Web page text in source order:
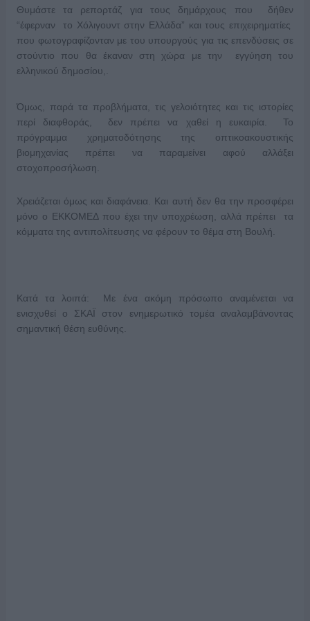
Θυμάστε τα ρεπορτάζ για τους δημάρχους που δήθεν
“έφερναν το Χόλιγουντ στην Ελλάδα” και τους επιχειρηματίες
που φωτογραφίζονταν με του υπουργούς για τις επενδύσεις σε
στούντιο που θα έκαναν στη χώρα με την εγγύηση του
ελληνικού δημοσίου,.
Όμως, παρά τα προβλήματα, τις γελοιότητες και τις ιστορίες
περί διαφθοράς, δεν πρέπει να χαθεί η ευκαιρία. Το
πρόγραμμα χρηματοδότησης της οπτικοακουστικής
βιομηχανίας πρέπει να παραμείνει αφού αλλάξει
στοχοπροσήλωση.
Χρειάζεται όμως και διαφάνεια. Και αυτή δεν θα την προσφέρει
μόνο ο ΕΚΚΟΜΕΔ που έχει την υποχρέωση, αλλά πρέπει τα
κόμματα της αντιπολίτευσης να φέρουν το θέμα στη Βουλή.
Κατά τα λοιπά: Με ένα ακόμη πρόσωπο αναμένεται να
ενισχυθεί ο ΣΚΑΪ στον ενημερωτικό τομέα αναλαμβάνοντας
σημαντική θέση ευθύνης.